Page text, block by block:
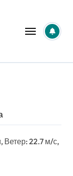
Ветер: 22.7 м/с,